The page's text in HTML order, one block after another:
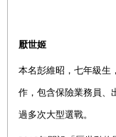
厭世姬
本名彭維昭，七年級生
作，包含保險業務員、
過多次大型選戰。